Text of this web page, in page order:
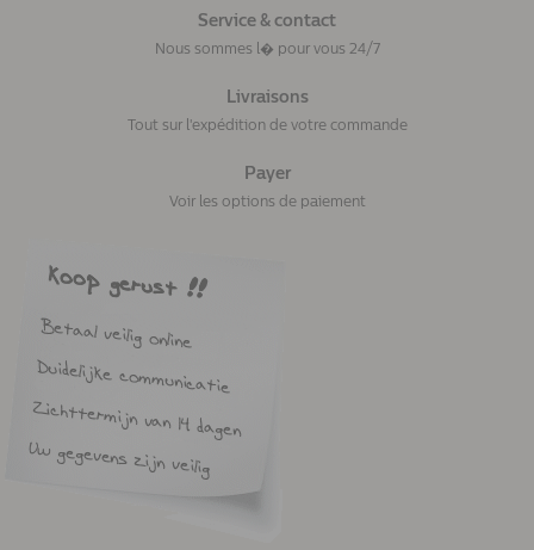
Service & contact
Nous sommes l� pour vous 24/7
Livraisons
Tout sur l'expédition de votre commande
Payer
Voir les options de paiement